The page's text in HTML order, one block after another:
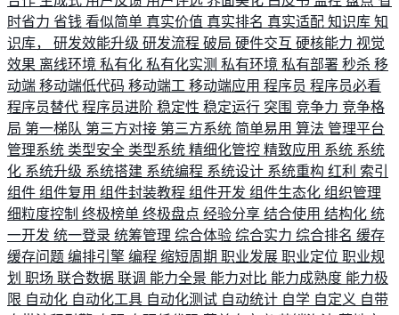
时省力 省钱 看似简单 真实价值 真实排名 真实适配 知识库 知
识库， 研发效能升级 研发流程 破局 硬件交互 硬核能力 视觉
效果 离线环境 私有化 私有化实测 私有环境 私有部署 秒杀 移
动端 移动端低代码 移动端工 移动端应用 程序员 程序员必看
程序员替代 程序员进阶 稳定性 稳定运行 突围 竞争力 竞争格
局 第一梯队 第三方对接 第三方系统 简单易用 算法 管理平台
管理系统 类型安全 类型系统 精细化管控 精致应用 系统 系统
化 系统升级 系统搭建 系统编程 系统设计 系统重构 红利 索引
组件 组件复用 组件封装教程 组件开发 组件生态化 组织管理
细粒度控制 终极榜单 终极盘点 经验分享 结合使用 结构化 统
一开发 统一登录 统筹管理 综合体验 综合实力 综合排名 缓存
缓存问题 编排引擎 编程 缩短周期 职业发展 职业定位 职业规
划 职场 联合数据 联调 能力全景 能力对比 能力成熟度 能力极
限 自动化 自动化工具 自动化测试 自动统计 自学 自定义 自带